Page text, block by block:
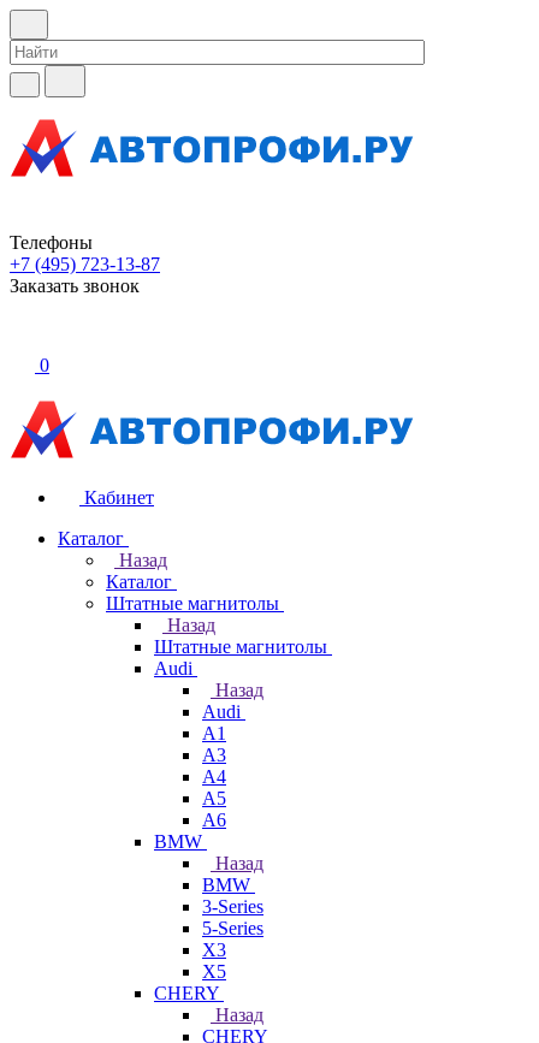
Телефоны
+7 (495) 723-13-87
Заказать звонок
0
Кабинет
Каталог
Назад
Каталог
Штатные магнитолы
Назад
Штатные магнитолы
Audi
Назад
Audi
A1
A3
A4
A5
A6
BMW
Назад
BMW
3-Series
5-Series
X3
X5
CHERY
Назад
CHERY